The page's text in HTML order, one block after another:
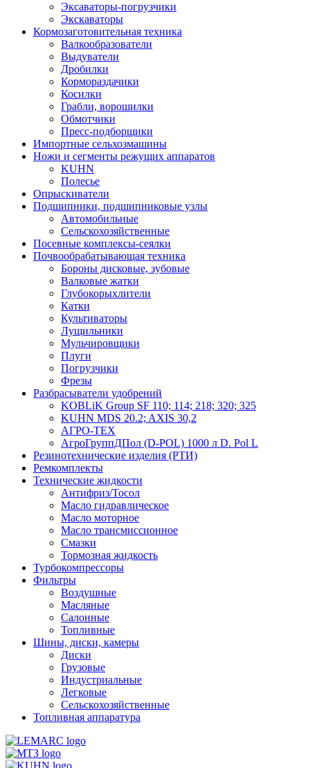
Эксаваторы-погрузчики
Экскаваторы
Кормозаготовительная техника
Валкообразователи
Выдуватели
Дробилки
Кормораздачики
Косилки
Грабли, ворошилки
Обмотчики
Пресс-подборщики
Импортные сельхозмашины
Ножи и сегменты режущих аппаратов
KUHN
Полесье
Опрыскиватели
Подшипники, подшипниковые узлы
Автомобильные
Сельскохозяйственные
Посевные комплексы-сеялки
Почвообрабатывающая техника
Бороны дисковые, зубовые
Валковые жатки
Глубокорыхлители
Катки
Культиваторы
Лущильники
Мульчировщики
Плуги
Погрузчики
Фрезы
Разбрасыватели удобрений
KOBLiK Group SF 110; 114; 218; 320; 325
KUHN MDS 20.2; AXIS 30,2
АГРО-ТЕХ
АгроГруппДПол (D-POL) 1000 л D. Pol L
Резинотехнические изделия (РТИ)
Ремкомплекты
Технические жидкости
Антифриз/Тосол
Масло гидравлическое
Масло моторное
Масло трансмиссионное
Смазки
Тормозная жидкость
Турбокомпрессоры
Фильтры
Воздушные
Масляные
Салонные
Топливные
Шины, диски, камеры
Диски
Грузовые
Индустриальные
Легковые
Сельскохозяйственные
Топливная аппаратура